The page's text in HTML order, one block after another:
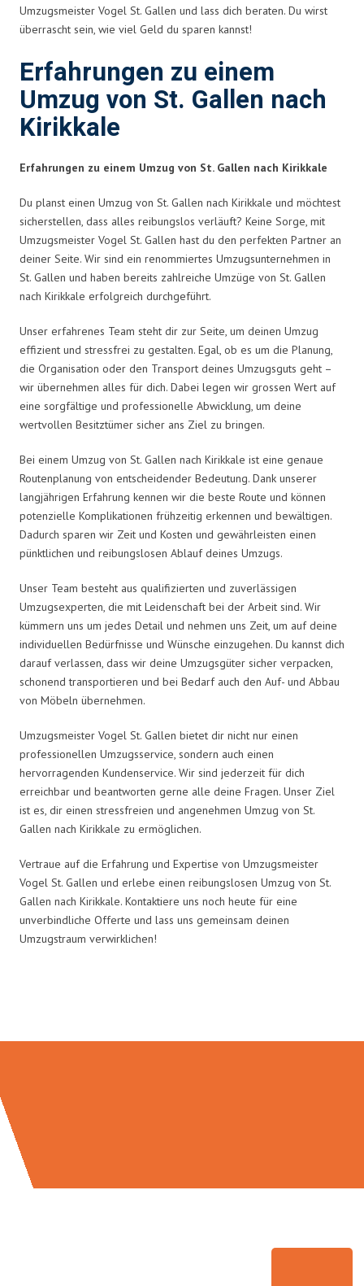
Umzugsmeister Vogel St. Gallen und lass dich beraten. Du wirst
überrascht sein, wie viel Geld du sparen kannst!
Erfahrungen zu einem
Umzug von St. Gallen nach
Kirikkale
Erfahrungen zu einem Umzug von St. Gallen nach Kirikkale
Du planst einen Umzug von St. Gallen nach Kirikkale und möchtest
sicherstellen, dass alles reibungslos verläuft? Keine Sorge, mit
Umzugsmeister Vogel St. Gallen hast du den perfekten Partner an
deiner Seite. Wir sind ein renommiertes Umzugsunternehmen in
St. Gallen und haben bereits zahlreiche Umzüge von St. Gallen
nach Kirikkale erfolgreich durchgeführt.
Unser erfahrenes Team steht dir zur Seite, um deinen Umzug
effizient und stressfrei zu gestalten. Egal, ob es um die Planung,
die Organisation oder den Transport deines Umzugsguts geht –
wir übernehmen alles für dich. Dabei legen wir grossen Wert auf
eine sorgfältige und professionelle Abwicklung, um deine
wertvollen Besitztümer sicher ans Ziel zu bringen.
Bei einem Umzug von St. Gallen nach Kirikkale ist eine genaue
Routenplanung von entscheidender Bedeutung. Dank unserer
langjährigen Erfahrung kennen wir die beste Route und können
potenzielle Komplikationen frühzeitig erkennen und bewältigen.
Dadurch sparen wir Zeit und Kosten und gewährleisten einen
pünktlichen und reibungslosen Ablauf deines Umzugs.
Unser Team besteht aus qualifizierten und zuverlässigen
Umzugsexperten, die mit Leidenschaft bei der Arbeit sind. Wir
kümmern uns um jedes Detail und nehmen uns Zeit, um auf deine
individuellen Bedürfnisse und Wünsche einzugehen. Du kannst dich
darauf verlassen, dass wir deine Umzugsgüter sicher verpacken,
schonend transportieren und bei Bedarf auch den Auf- und Abbau
von Möbeln übernehmen.
Umzugsmeister Vogel St. Gallen bietet dir nicht nur einen
professionellen Umzugsservice, sondern auch einen
hervorragenden Kundenservice. Wir sind jederzeit für dich
erreichbar und beantworten gerne alle deine Fragen. Unser Ziel
ist es, dir einen stressfreien und angenehmen Umzug von St.
Gallen nach Kirikkale zu ermöglichen.
Vertraue auf die Erfahrung und Expertise von Umzugsmeister
Vogel St. Gallen und erlebe einen reibungslosen Umzug von St.
Gallen nach Kirikkale. Kontaktiere uns noch heute für eine
unverbindliche Offerte und lass uns gemeinsam deinen
Umzugstraum verwirklichen!